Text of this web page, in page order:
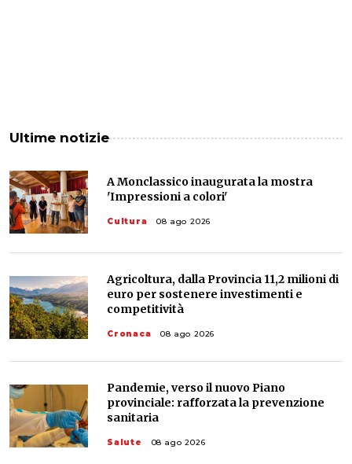
Ultime notizie
A Monclassico inaugurata la mostra
'Impressioni a colori'
Cultura 08 ago 2026
Agricoltura, dalla Provincia 11,2 milioni di
euro per sostenere investimenti e
competitività
Cronaca 08 ago 2026
Pandemie, verso il nuovo Piano
provinciale: rafforzata la prevenzione
sanitaria
Salute 08 ago 2026